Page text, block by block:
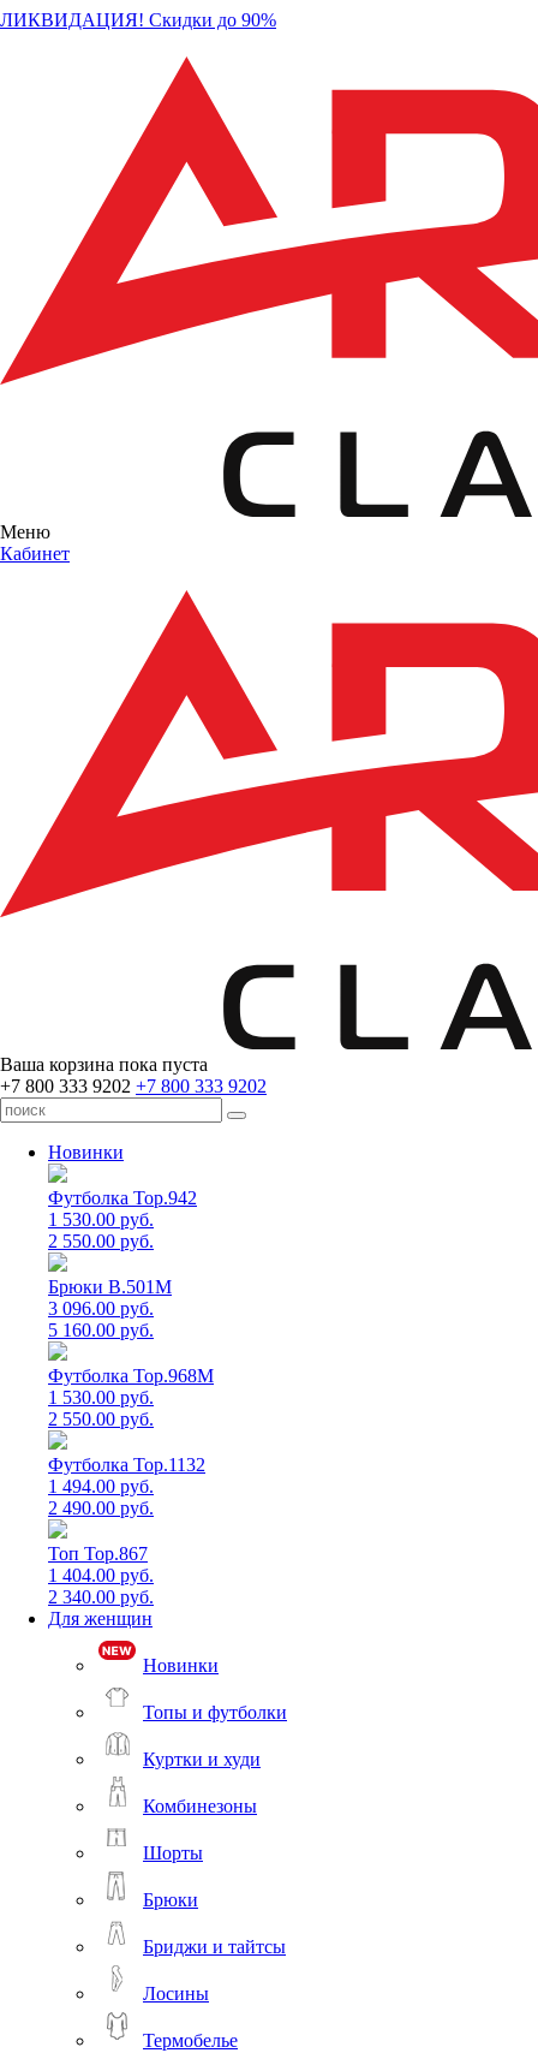
ЛИКВИДАЦИЯ! Скидки до 90%
Меню
Кабинет
Ваша корзина пока пуста
+7 800 333 9202 +7 800 333 9202
Новинки
Футболка Top.942
1 530.00 руб.
2 550.00 руб.
Брюки B.501M
3 096.00 руб.
5 160.00 руб.
Футболка Top.968M
1 530.00 руб.
2 550.00 руб.
Футболка Top.1132
1 494.00 руб.
2 490.00 руб.
Топ Top.867
1 404.00 руб.
2 340.00 руб.
Для женщин
Новинки
Топы и футболки
Куртки и худи
Комбинезоны
Шорты
Брюки
Бриджи и тайтсы
Лосины
Термобелье